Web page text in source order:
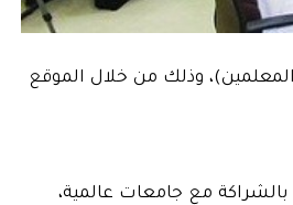
وذلك من خلال الموقع
مع جامعات عالمية،